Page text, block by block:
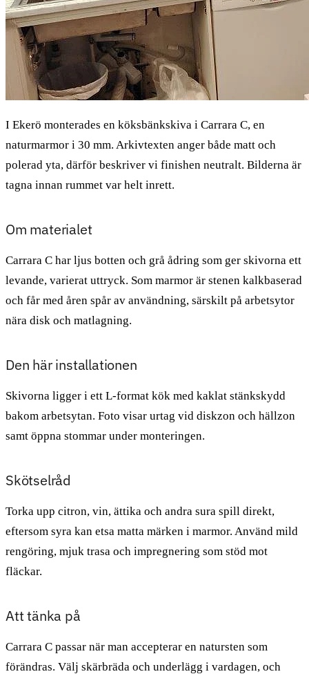
I Ekerö monterades en köksbänkskiva i Carrara C, en
naturmarmor i 30 mm. Arkivtexten anger både matt och
polerad yta, därför beskriver vi finishen neutralt. Bilderna är
tagna innan rummet var helt inrett.
Om materialet
Carrara C har ljus botten och grå ådring som ger skivorna ett
levande, varierat uttryck. Som marmor är stenen kalkbaserad
och får med åren spår av användning, särskilt på arbetsytor
nära disk och matlagning.
Den här installationen
Skivorna ligger i ett L-format kök med kaklat stänkskydd
bakom arbetsytan. Foto visar urtag vid diskzon och hällzon
samt öppna stommar under monteringen.
Skötselråd
Torka upp citron, vin, ättika och andra sura spill direkt,
eftersom syra kan etsa matta märken i marmor. Använd mild
rengöring, mjuk trasa och impregnering som stöd mot
fläckar.
Att tänka på
Carrara C passar när man accepterar en natursten som
förändras. Välj skärbräda och underlägg i vardagen, och